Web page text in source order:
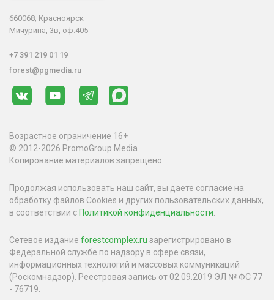
660068, Красноярск
Мичурина, 3в, оф.405
+7 391 219 01 19
forest@pgmedia.ru
Возрастное ограничение 16+
© 2012-2026 PromoGroup Media
Копирование материалов запрещено.
Продолжая использовать наш сайт, вы даете согласие на
обработку файлов Cookies и других пользовательских данных,
в соответствии с Политикой конфиденциальности
Сетевое издание forestcomplex.ru зарегистрировано в
Федеральной службе по надзору в сфере связи,
информационных технологий и массовых коммуникаций
(Роскомнадзор). Реестровая запись от 02.09.2019 ЭЛ № ФС 77
- 76719.